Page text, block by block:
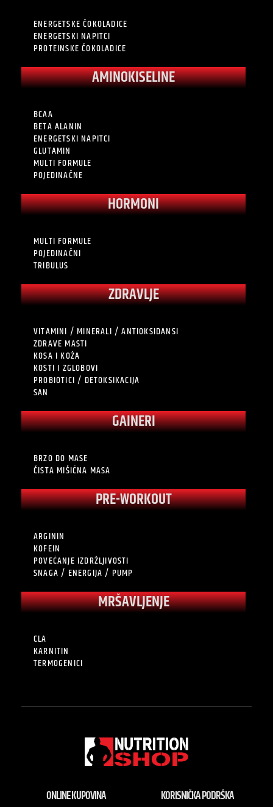
ENERGETSKE ČOKOLADICE
ENERGETSKI NAPITCI
PROTEINSKE ČOKOLADICE
AMINOKISELINE
BCAA
BETA ALANIN
ENERGETSKI NAPITCI
GLUTAMIN
MULTI FORMULE
POJEDINAČNE
HORMONI
MULTI FORMULE
POJEDINAČNI
TRIBULUS
ZDRAVLJE
VITAMINI / MINERALI / ANTIOKSIDANSI
ZDRAVE MASTI
KOSA I KOŽA
KOSTI I ZGLOBOVI
PROBIOTICI / DETOKSIKACIJA
SAN
GAINERI
BRZO DO MASE
ČISTA MIŠIĆNA MASA
PRE-WORKOUT
ARGININ
KOFEIN
POVEĆANJE IZDRŽLJIVOSTI
SNAGA / ENERGIJA / PUMP
MRŠAVLJENJE
CLA
KARNITIN
TERMOGENICI
ONLINE KUPOVINA KORISNIČKA PODRŠKA